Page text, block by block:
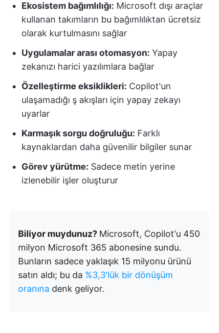
Ekosistem bağımlılığı: Microsoft dışı araçlar
kullanan takımların bu bağımlılıktan ücretsiz
olarak kurtulmasını sağlar
Uygulamalar arası otomasyon: Yapay
zekanızı harici yazılımlara bağlar
Özelleştirme eksiklikleri: Copilot'un
ulaşamadığı ş akışları için yapay zekayı
uyarlar
Karmaşık sorgu doğruluğu: Farklı
kaynaklardan daha güvenilir bilgiler sunar
Görev yürütme: Sadece metin yerine
izlenebilir işler oluşturur
Biliyor muydunuz? Microsoft, Copilot'u 450
milyon Microsoft 365 abonesine sundu.
Bunların sadece yaklaşık 15 milyonu ürünü
satın aldı; bu da %3,3'lük bir dönüşüm
oranına denk geliyor.